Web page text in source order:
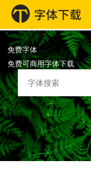
免费字体
免费可商用字体下载